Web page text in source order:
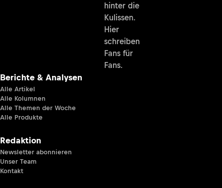
hinter die
Kulissen.
Hier
schreiben
Fans für
Fans.
Berichte & Analysen
Alle Artikel
Alle Kolumnen
Alle Themen der Woche
Alle Produkte
Redaktion
Newsletter abonnieren
Unser Team
Kontakt